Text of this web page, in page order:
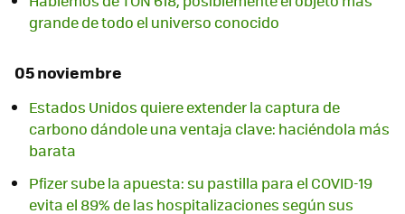
grande de todo el universo conocido
05 noviembre
Estados Unidos quiere extender la captura de
carbono dándole una ventaja clave: haciéndola más
barata
Pfizer sube la apuesta: su pastilla para el COVID-19
evita el 89% de las hospitalizaciones según sus